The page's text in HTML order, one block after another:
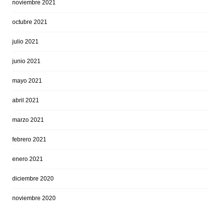
noviembre 2021
octubre 2021
julio 2021
junio 2021
mayo 2021
abril 2021
marzo 2021
febrero 2021
enero 2021
diciembre 2020
noviembre 2020